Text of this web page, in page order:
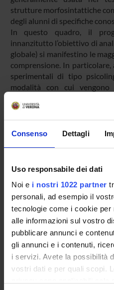
Consenso Dettagli
Uso responsabile dei dati
Noi e i nostri 1022 partner
personali, ad esempio il
tecnologie come i cookie
alle informazioni sul vostro
pubblicare annunci e
gli annunci e i contenuti,
i servizi. Avete la possibilità
vostri dati e per quali scopi.
strutture morfosintattiche
degli alunni di specifiche
In questo quadro, il
innanzitutto l’obiettivo di
globale) si manifestino le
comprensione. In
sperimentali di tipo
modalità con cui
morfosintattiche complesse
inferenze da parte degli
nostro progetto prevede
intervento didattico che miri
livello globale.
PARTECIPANTI AL
Francesca Festi
Professore a contratto
Maria Vender
Professore associato